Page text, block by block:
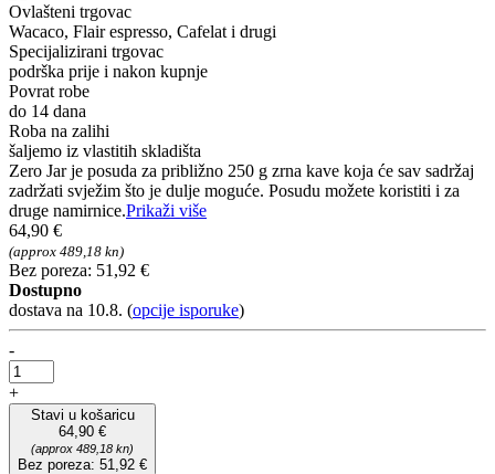
Ovlašteni trgovac
Wacaco, Flair espresso, Cafelat i drugi
Specijalizirani trgovac
podrška prije i nakon kupnje
Povrat robe
do 14 dana
Roba na zalihi
šaljemo iz vlastitih skladišta
Zero Jar je posuda za približno 250 g zrna kave koja će sav sadržaj
zadržati svježim što je dulje moguće. Posudu možete koristiti i za
druge namirnice.Prikaži više
64,90 €
(approx 489,18 kn)
Bez poreza: 51,92 €
Dostupno
dostava na 10.8. (opcije isporuke)
-
+
Stavi u košaricu
64,90 €
(approx 489,18 kn)
Bez poreza: 51,92 €